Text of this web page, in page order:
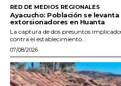
RED DE MEDIOS REGIONALES
Ayacucho: Población se
extorsionadores en Huanta
La captura de dos presuntos
contra el establecimiento...
07/08/2026